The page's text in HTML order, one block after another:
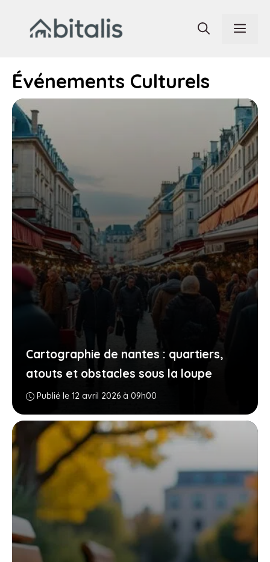
contenu
Événements Culturels
Cartographie de nantes : quartiers,
atouts et obstacles sous la loupe
Publié le 12 avril 2026 à 09h00